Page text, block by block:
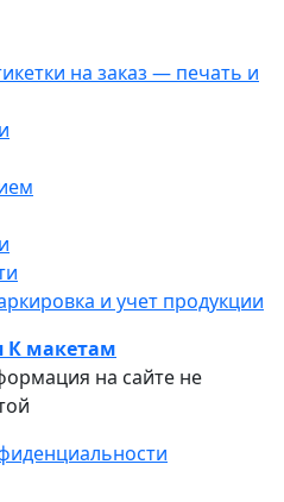
на заказ — печать и
и учет продукции
К макетам
на сайте не